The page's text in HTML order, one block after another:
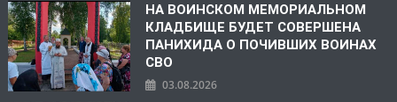
НА ВОИНСКОМ МЕМОРИАЛЬНОМ
КЛАДБИЩЕ БУДЕТ СОВЕРШЕНА
ПАНИХИДА О ПОЧИВШИХ ВОИНАХ
СВО
03.08.2026